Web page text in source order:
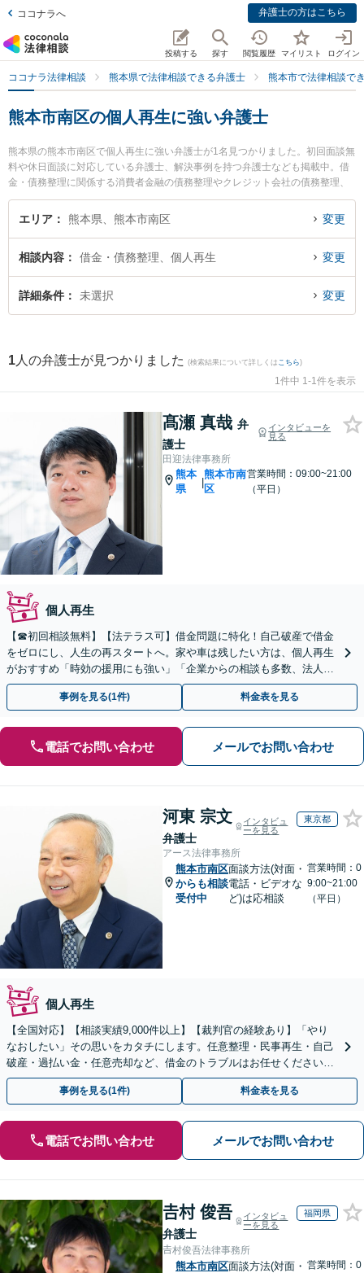
ココナラへ 弁護士の方はこちら
投稿する 探す 閲覧履歴 マイリスト ログイン
ココナラ法律相談 熊本県で法律相談できる弁護士 熊本市で法律相談で
熊本市南区の個人再生に強い弁護士
熊本県の熊本市南区で個人再生に強い弁護士が1名見つかりました。初回面談無
料や休日面談に対応している弁護士、解決事例を持つ弁護士なども掲載中。借
金・債務整理に関係する消費者金融の債務整理やクレジット会社の債務整理、
リボ払いの債務整理等の細かな分野での絞り込み検索もでき便利です。特に田
迎法律事務所の髙瀬 真哉弁護士のプロフィール情報や弁護士費用、強みなどが
の弁護士を検索したい』『初回相談無料で個人再生を法律相談できる熊本市南
区内の弁護士に相談予約したい』などでお困りの相談者さんにおすすめです。
エリア 熊本県、熊本市南区 変更
相談内容 借金・債務整理、個人再生 変更
詳細条件 未選択 変更
1 人の弁護士が見つかりました (検索結果について詳しくは こちら)
1件中 1-1件を表示
髙瀬 真哉 弁
護士
インタビューを
見る
田迎法律事務所
熊本
県
|
熊本市南
区
営業時間：09:00~21:00
（平日）
個人再生
【☎︎初回相談無料】【法テラス可】借金問題に特化！自己破産で借金
をゼロにし、人生の再スタートへ。家や車は残したい方は、個人再生
がおすすめ「時効の援用にも強い」「企業からの相談も多数、法人破
産に対応」【駐車場あり】
事例を見る(1件) 料金表を見る
電話でお問い合わせ メールでお問い合わせ
河東 宗文
弁護士
インタビュ
ーを見る
東京都
アース法律事務所
熊本市南区
からも相談
受付中
面談方法(対面・
電話・ビデオな
ど)は応相談
営業時間：0
9:00~21:00
（平日）
個人再生
【全国対応】【相談実績9,000件以上】【裁判官の経験あり】「やり
なおしたい」その思いをカタチにします。任意整理・民事再生・自己
破産・過払い金・任意売却など、借金のトラブルはお任せください。
【初回相談無料】【全国対応可能】
事例を見る(1件) 料金表を見る
電話でお問い合わせ メールでお問い合わせ
𠮷村 俊吾
弁護士
インタビュ
ーを見る
福岡県
𠮷村俊吾法律事務所
熊本市南区面談方法(対面・ 営業時間：0